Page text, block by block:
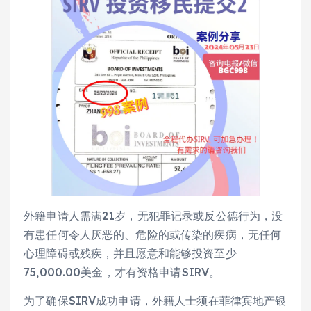
外籍申请人需满21岁，无犯罪记录或反公德行为，没
有患任何令人厌恶的、危险的或传染的疾病，无任何
心理障碍或残疾，并且愿意和能够投资至少
75,000.00美金，才有资格申请SIRV。
为了确保SIRV成功申请，外籍人士须在菲律宾地产银